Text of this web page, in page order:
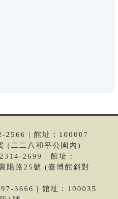
2566 | 館址：100007
(二二八和平公園內)
2699 | 館址：
陽路25號 (臺博館斜對
3666 | 館址：100035